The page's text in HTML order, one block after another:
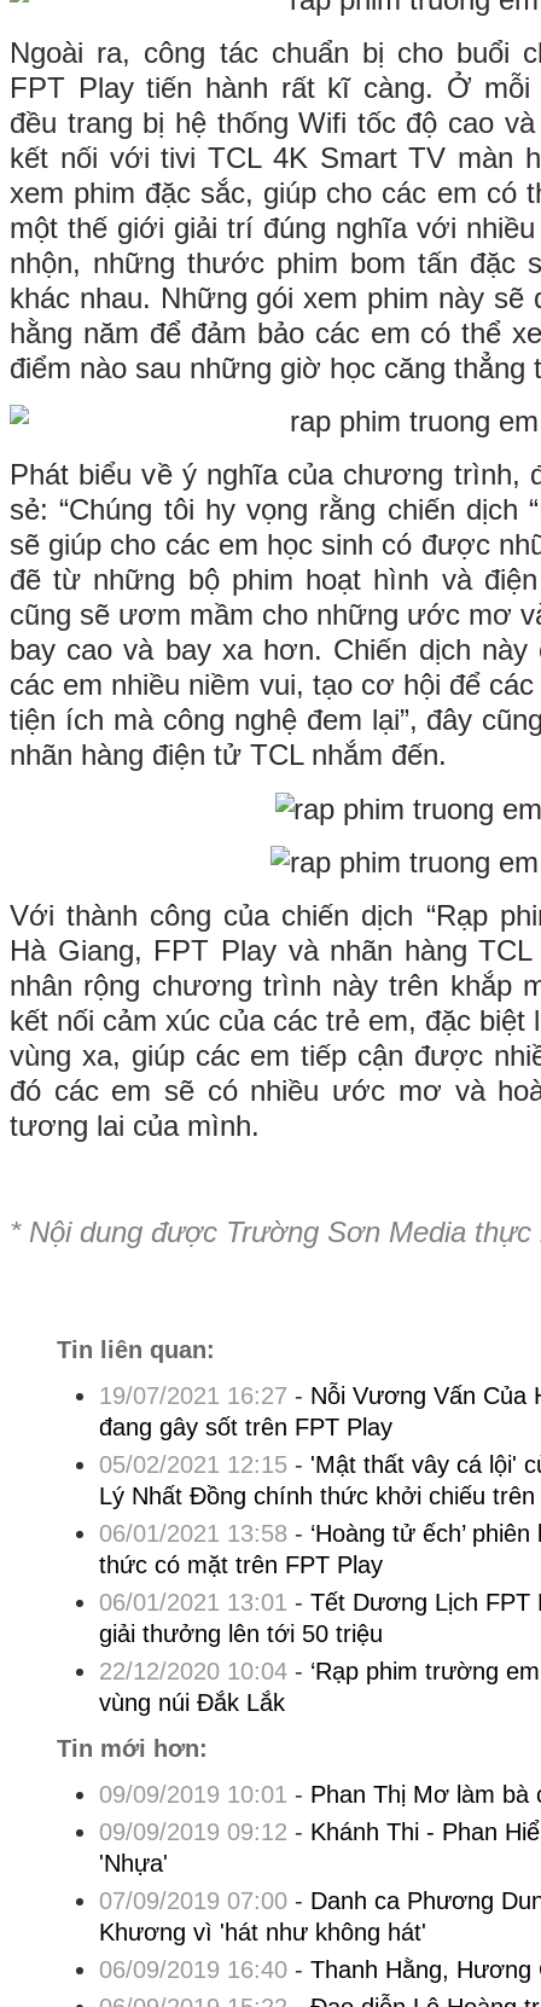
Ngoài ra, công tác chuẩn bị cho buổi
FPT Play tiến hành rất kĩ càng. Ở mỗi
đều trang bị hệ thống Wifi tốc độ cao
kết nối với tivi TCL 4K Smart TV màn
xem phim đặc sắc, giúp cho các em có
một thế giới giải trí đúng nghĩa với
nhộn, những thước phim bom tấn đặc
khác nhau. Những gói xem phim này
hằng năm để đảm bảo các em có thể
điểm nào sau những giờ học căng thẳng
Phát biểu về ý nghĩa của chương trình,
sẻ: “Chúng tôi hy vọng rằng chiến dịch
sẽ giúp cho các em học sinh có được
đẽ từ những bộ phim hoạt hình và
cũng sẽ ươm mầm cho những ước mơ
bay cao và bay xa hơn. Chiến dịch này
các em nhiều niềm vui, tạo cơ hội để
tiện ích mà công nghệ đem lại”, đây
nhãn hàng điện tử TCL nhắm đến.
Với thành công của chiến dịch “Rạp
Hà Giang, FPT Play và nhãn hàng
nhân rộng chương trình này trên khắp
kết nối cảm xúc của các trẻ em, đặc biệt
vùng xa, giúp các em tiếp cận được
đó các em sẽ có nhiều ước mơ và
tương lai của mình.
* Nội dung được Trường Sơn Media thực
Tin liên quan:
19/07/2021 16:27 - Nỗi Vương Vấn Của
đang gây sốt trên FPT Play
05/02/2021 12:15- 'Mật thất vây cá lội'
Lý Nhất Đồng chính thức khởi chiếu trên
06/01/2021 13:58 - ‘Hoàng tử ếch’
thức có mặt trên FPT Play
06/01/2021 13:01 - Tết Dương Lịch FPT
giải thưởng lên tới 50 triệu
22/12/2020 10:04- ‘Rạp phim trường
vùng núi Đắk Lắk
Tin mới hơn:
09/09/2019 10:01 - Phan Thị Mơ làm bà
09/09/2019 09:12 - Khánh Thi - Phan
'Nhựa'
07/09/2019 07:00- Danh ca Phương
Khương vì 'hát như không hát'
06/09/2019 16:40- Thanh Hằng, Hương